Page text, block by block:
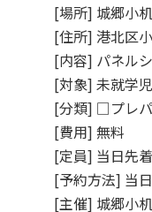
[場所] 城郷小
[住所] 港北区
[内容] パネル
[対象] 未就学
[分類] □プレ
[費用] 無料
[定員] 当日先
[予約方法] 当
[主催] 城郷小